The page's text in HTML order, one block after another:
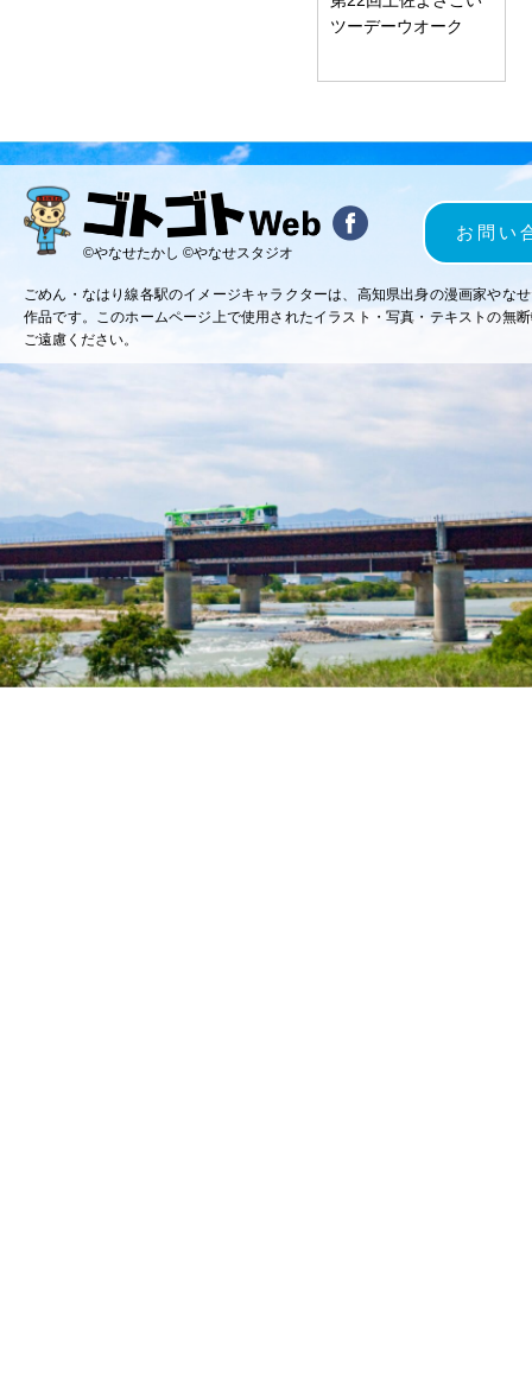
ツーデーウオーク
©やなせたかし ©やなせスタジオ
お問い
ごめん・なはり線各駅のイメージキャラクターは、高知県出身の漫画家やな
作品です。このホームページ上で使用されたイラスト・写真・テキストの無
ご遠慮ください。